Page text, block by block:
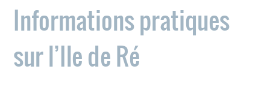
Informations pratiques
sur l’Ile de Ré